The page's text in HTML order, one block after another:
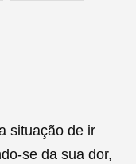
situação de ir
se da sua dor,